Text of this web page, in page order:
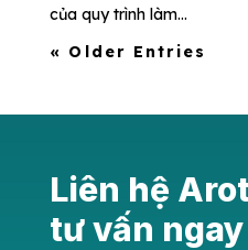
của quy trình làm...
« Older Entries
Liên hệ
tư vấn